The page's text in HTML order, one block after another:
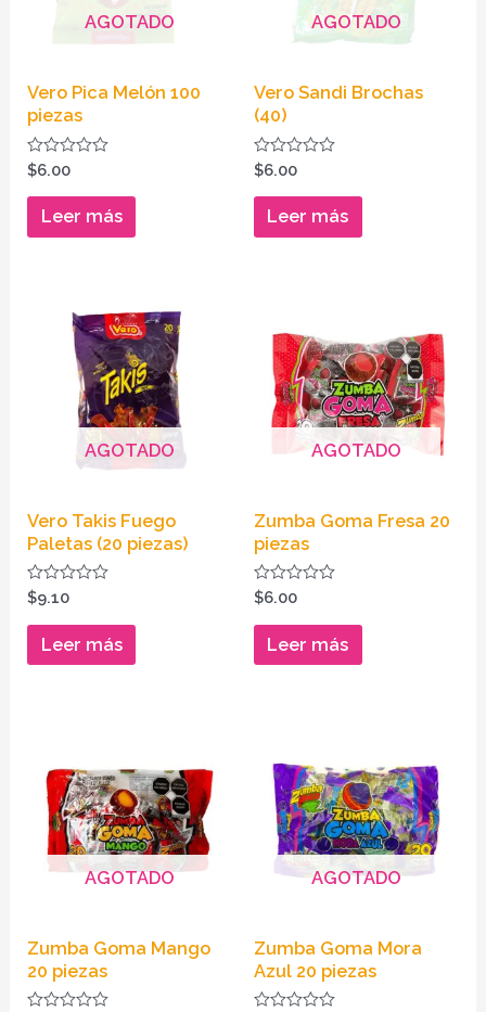
AGOTADO
Vero Pica Melón 100
piezas
Valorado
en
0
$6.00
Leer más
AGOTADO
Vero Sandi Brochas
(40)
Valorado
en
0
$6.00
Leer más
AGOTADO
Vero Takis Fuego
Paletas (20 piezas)
Valorado
en
0
$9.10
Leer más
AGOTADO
Zumba Goma Fresa 20
piezas
Valorado
en
0
$6.00
Leer más
AGOTADO
Zumba Goma Mango
20 piezas
AGOTADO
Zumba Goma Mora
Azul 20 piezas